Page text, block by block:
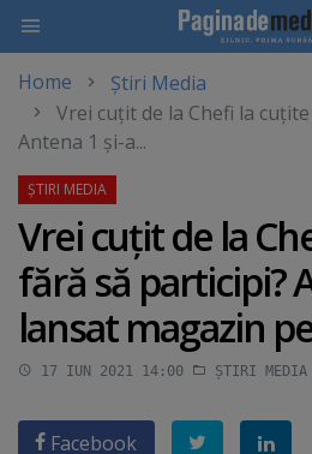
main
content
Home
Știri Media
Vrei cuţit de la Chefi la
Antena 1 şi-a...
Vrei cuţit de la
fără să participi?
lansat magazin
17 IUN 2021 14:00 ȘTIRI MEDIA
Facebook